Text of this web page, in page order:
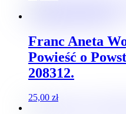
Franc Aneta
Powieść o
208312.
25,00 zł